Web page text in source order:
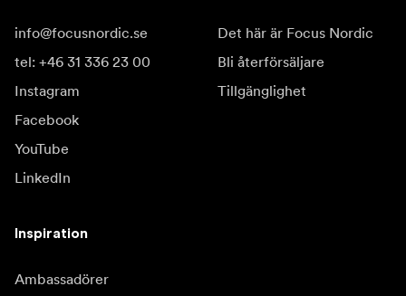
info@focusnordic.se
tel: +46 31 336 23 00
Instagram
Facebook
YouTube
LinkedIn
Det här är Focus Nordic
Bli återförsäljare
Tillgänglighet
Inspiration
Ambassadörer